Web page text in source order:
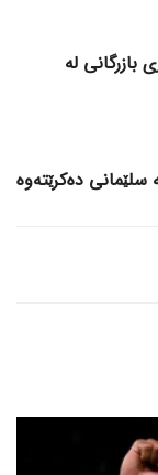
بازرگانی له‌
ده‌كرێته‌وه‌